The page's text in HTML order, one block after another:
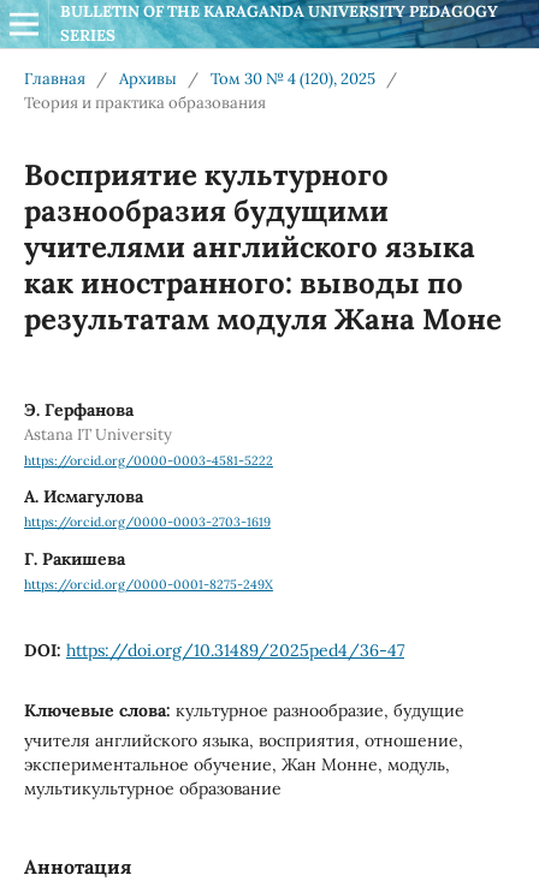
BULLETIN OF THE KARAGANDA UNIVERSITY PEDAGOGY
SERIES
Главная / Архивы / Том 30 № 4 (120), 2025
/
Теория и практика образования
Восприятие культурного
разнообразия будущими
учителями английского языка
как иностранного: выводы по
результатам модуля Жана Моне
Э. Герфанова
Astana IT University
https://orcid.org/0000-0003-4581-5222
А. Исмагулова
https://orcid.org/0000-0003-2703-1619
Г. Ракишева
https://orcid.org/0000-0001-8275-249X
DOI: https://doi.org/10.31489/2025ped4/36-47
Ключевые слова: культурное разнообразие, будущие
учителя английского языка, восприятия, отношение,
экспериментальное обучение, Жан Монне, модуль,
мультикультурное образование
Аннотация